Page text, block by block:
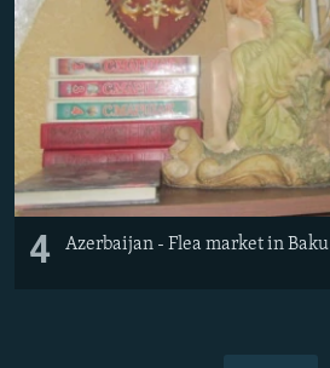
4 Azerbaijan - Flea market in Baku